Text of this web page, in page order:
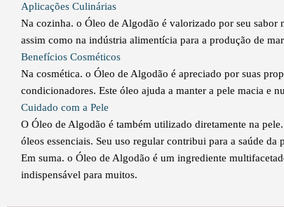
Aplicações Culinárias
Na cozinha. o Óleo de Algodão é valorizado por seu sabor
assim como na indústria alimentícia para a produção de
Benefícios Cosméticos
Na cosmética. o Óleo de Algodão é apreciado por suas
condicionadores. Este óleo ajuda a manter a pele macia e
Cuidado com a Pele
O Óleo de Algodão é também utilizado diretamente na
óleos essenciais. Seu uso regular contribui para a saúde
Em suma. o Óleo de Algodão é um ingrediente
indispensável para muitos.